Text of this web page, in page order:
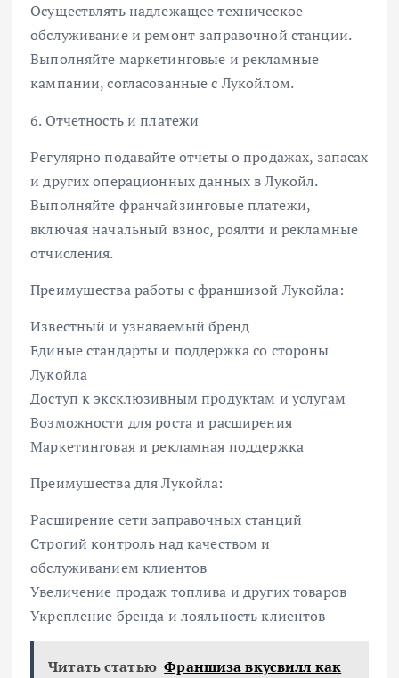
Осуществлять надлежащее техническое
обслуживание и ремонт заправочной станции.
Выполняйте маркетинговые и рекламные
кампании, согласованные с Лукойлом.
6. Отчетность и платежи
Регулярно подавайте отчеты о продажах, запасах
и других операционных данных в Лукойл.
Выполняйте франчайзинговые платежи,
включая начальный взнос, роялти и рекламные
отчисления.
Преимущества работы с франшизой Лукойла:
Известный и узнаваемый бренд
Единые стандарты и поддержка со стороны
Лукойла
Доступ к эксклюзивным продуктам и услугам
Возможности для роста и расширения
Маркетинговая и рекламная поддержка
Преимущества для Лукойла:
Расширение сети заправочных станций
Строгий контроль над качеством и
обслуживанием клиентов
Увеличение продаж топлива и других товаров
Укрепление бренда и лояльность клиентов
Читать статью Франшиза вкусвилл как